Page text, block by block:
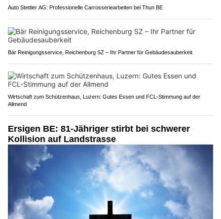
Auto Stettler AG: Professionelle Carrosseriearbeiten bei Thun BE
Bär Reinigungsservice, Reichenburg SZ – Ihr Partner für Gebäudesauberkeit
Wirtschaft zum Schützenhaus, Luzern: Gutes Essen und FCL-Stimmung auf der
Allmend
Ersigen BE: 81-Jähriger stirbt bei schwerer
Kollision auf Landstrasse